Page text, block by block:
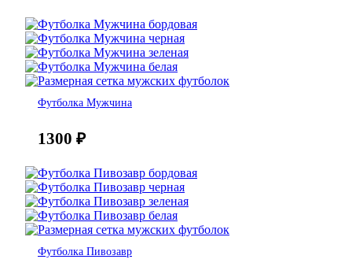
Футболка Мужчина
1300 ₽
Футболка Пивозавр